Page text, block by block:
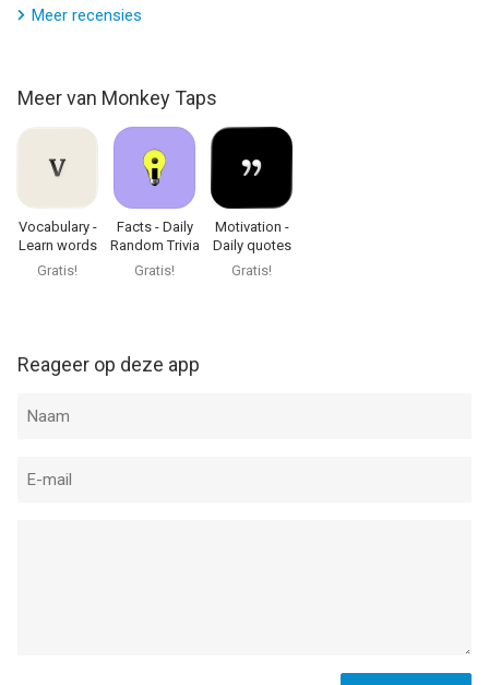
Meer recensies
Meer van Monkey Taps
Vocabulary -
Learn words
daily
Gratis!
Facts - Daily
Random Trivia
Gratis!
Motivation -
Daily quotes
Gratis!
Reageer op deze app